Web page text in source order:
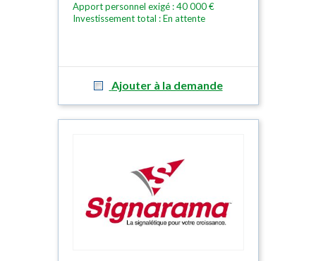
Apport personnel exigé : 40 000 €
Investissement total : En attente
Ajouter à la demande